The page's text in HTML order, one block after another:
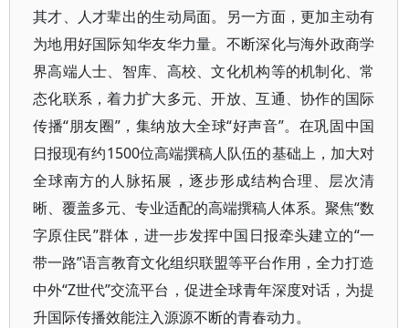
其才、人才辈出的生动局面。另一方面，更加主动有
为地用好国际知华友华力量。不断深化与海外政商学
界高端人士、智库、高校、文化机构等的机制化、常
态化联系，着力扩大多元、开放、互通、协作的国际
传播“朋友圈”，集纳放大全球“好声音”。在巩固中国
日报现有约1500位高端撰稿人队伍的基础上，加大对
全球南方的人脉拓展，逐步形成结构合理、层次清
晰、覆盖多元、专业适配的高端撰稿人体系。聚焦“数
字原住民”群体，进一步发挥中国日报牵头建立的“一
带一路”语言教育文化组织联盟等平台作用，全力打造
中外“Z世代”交流平台，促进全球青年深度对话，为提
升国际传播效能注入源源不断的青春动力。